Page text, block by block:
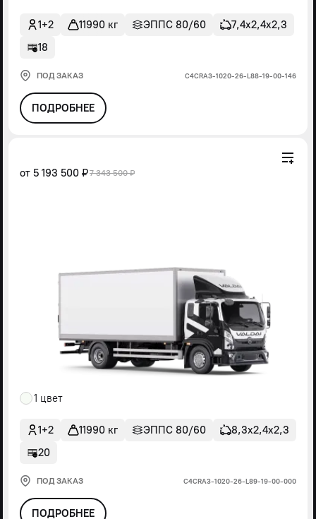
1+2 11990 кг ЭППС 80/60
7,4х2,4х2,3
18
ПОД ЗАКАЗ С4СRА3-1020-26-L88-19-00-146
ПОДРОБНЕЕ
от 5 193 500 ₽7 343 500 ₽
1 цвет
1+2 11990 кг ЭППС 80/60
8,3х2,4х2,3
20
ПОД ЗАКАЗ С4СRА3-1020-26-L89-19-00-000
ПОДРОБНЕЕ